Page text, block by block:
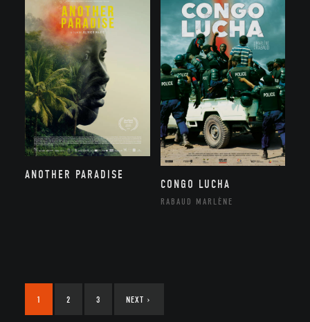
ANOTHER PARADISE
CONGO LUCHA
RABAUD MARLÈNE
1 2 3 NEXT ›